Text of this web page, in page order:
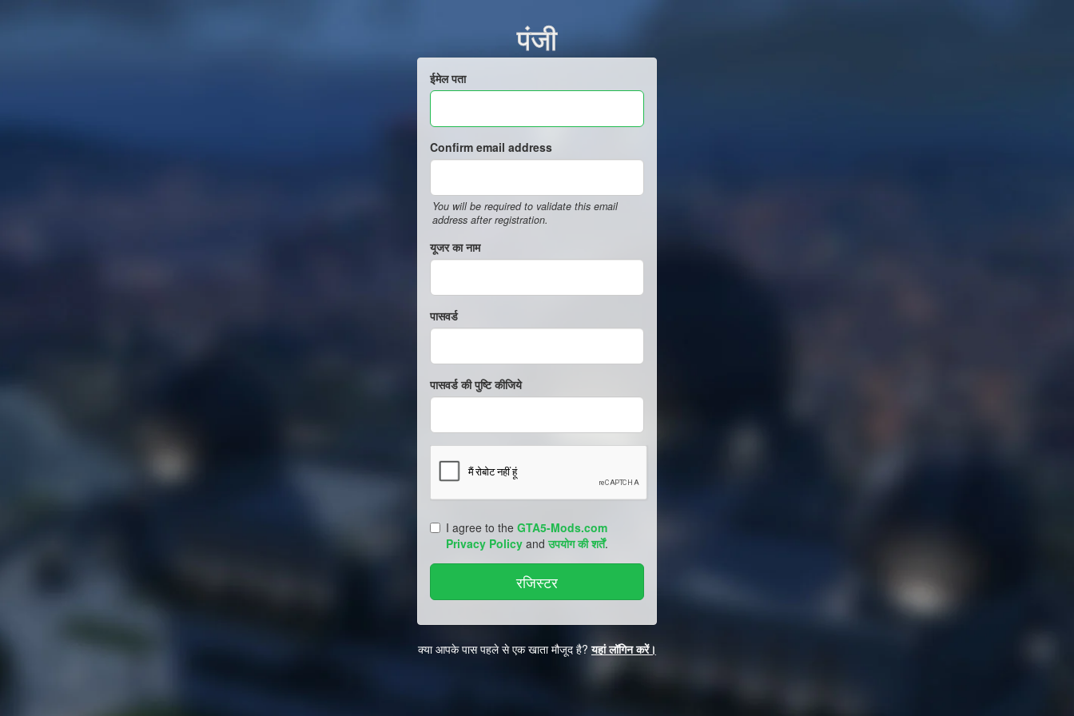
पंजी
ईमेल पता
Confirm email address
You will be required to validate this email
address after registration.
यूजर का नाम
पासवर्ड
पासवर्ड की पुष्टि कीजिये
I agree to the GTA5-Mods.com
Privacy Policy andउपयोग की शर्तें.
क्या आपके पास पहले से एक खाता मौजूद है?यहां लॉगिन करें।